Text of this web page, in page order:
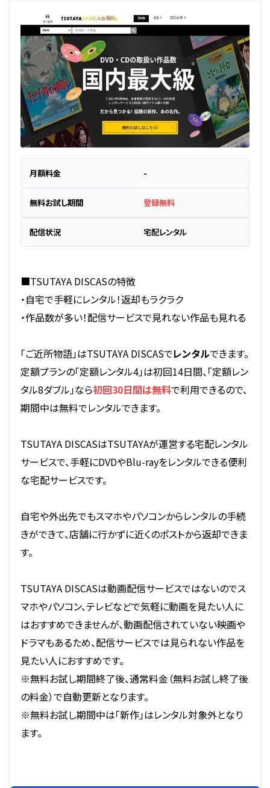
月額料金 -
無料お試し期間 登録無料
配信状況 宅配レンタル
■TSUTAYA DISCASの特徴
・自宅で手軽にレンタル！返却もラクラク
・作品数が多い！配信サービスで見れない作品も見れる
「ご近所物語」はTSUTAYA DISCASでレンタルできます。
定額プランの「定額レンタル4」は初回14日間、「定額レン
タル8ダブル」なら初回30日間は無料で利用できるので、
期間中は無料でレンタルできます。
TSUTAYA DISCASはTSUTAYAが運営する宅配レンタル
サービスで、手軽にDVDやBlu-rayをレンタルできる便利
な宅配サービスです。
自宅や外出先でもスマホやパソコンからレンタルの手続
きができて、店舗に行かずに近くのポストから返却できま
す。
TSUTAYA DISCASは動画配信サービスではないのでス
マホやパソコン、テレビなどで気軽に動画を見たい人に
はおすすめできませんが、動画配信されていない映画や
ドラマもあるため、配信サービスでは見られない作品を
見たい人におすすめです。
※無料お試し期間終了後、通常料金（無料お試し終了後
の料金）で自動更新となります。
※無料お試し期間中は「新作」はレンタル対象外となり
ます。